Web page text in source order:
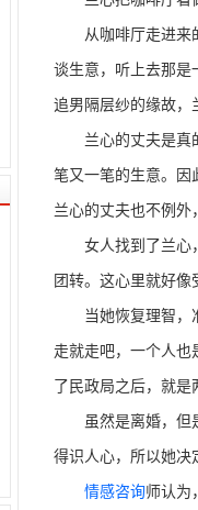
从咖啡厅走进来的
谈生意，听上去那是
追男隔层纱的缘故，
兰心的丈夫是真的
笔又一笔的生意。因
兰心的丈夫也不例外
女人找到了兰心，
团转。这心里就好像
当她恢复理智，准
走就走吧，一个人也
了民政局之后，就是
虽然是离婚，但是
得识人心，所以她决
情感咨询师认为